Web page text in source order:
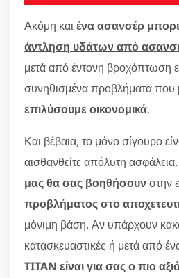
Ακόμη και ένα ασανσέρ
άντληση υδάτων από
μετά από έντονη βροχόπτωση
συνηθισμένα προβλήματα που
επιλύσουμε οικονομικά.
Και βέβαια, το μόνο σίγουρο
αισθανθείτε απόλυτη
μας θα σας βοηθήσουνστην
προβλήματος στο
μόνιμη βάση. Αν υπάρχουν
κατασκευαστικές ή μετά από
TITAN είναι για σας ο πιο